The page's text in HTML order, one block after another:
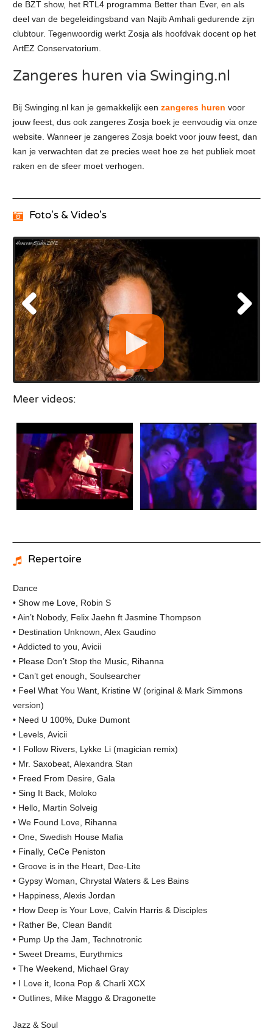
de BZT show, het RTL4 programma Better than Ever, en als
deel van de begeleidingsband van Najib Amhali gedurende zijn
clubtour. Tegenwoordig werkt Zosja als hoofdvak docent op het
ArtEZ Conservatorium.
Zangeres huren via Swinging.nl
Bij Swinging.nl kan je gemakkelijk een zangeres huren voor
jouw feest, dus ook zangeres Zosja boek je eenvoudig via onze
website. Wanneer je zangeres Zosja boekt voor jouw feest, dan
kan je verwachten dat ze precies weet hoe ze het publiek moet
raken en de sfeer moet verhogen.
Foto's & Video's
Meer videos:
Repertoire
Dance
• Show me Love, Robin S
• Ain’t Nobody, Felix Jaehn ft Jasmine Thompson
• Destination Unknown, Alex Gaudino
• Addicted to you, Avicii
• Please Don’t Stop the Music, Rihanna
• Can’t get enough, Soulsearcher
• Feel What You Want, Kristine W (original & Mark Simmons
version)
• Need U 100%, Duke Dumont
• Levels, Avicii
• I Follow Rivers, Lykke Li (magician remix)
• Mr. Saxobeat, Alexandra Stan
• Freed From Desire, Gala
• Sing It Back, Moloko
• Hello, Martin Solveig
• We Found Love, Rihanna
• One, Swedish House Mafia
• Finally, CeCe Peniston
• Groove is in the Heart, Dee-Lite
• Gypsy Woman, Chrystal Waters & Les Bains
• Happiness, Alexis Jordan
• How Deep is Your Love, Calvin Harris & Disciples
• Rather Be, Clean Bandit
• Pump Up the Jam, Technotronic
• Sweet Dreams, Eurythmics
• The Weekend, Michael Gray
• I Love it, Icona Pop & Charli XCX
• Outlines, Mike Maggo & Dragonette
Jazz & Soul